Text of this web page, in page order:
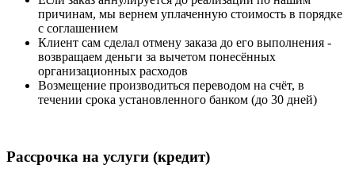
причинам, мы вернем уплаченную стоимость в порядке
с соглашением
Клиент сам сделал отмену заказа до его выполнения -
возвращаем деньги за вычетом понесённых
организационных расходов
Возмещение производиться переводом на счёт, в
течении срока установленного банком (до 30 дней)
Рассрочка на услуги (кредит)